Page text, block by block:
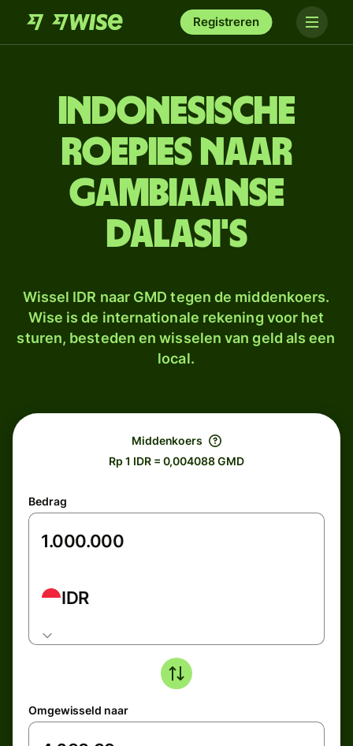
Registreren
Indonesische
roepies naar
Gambiaanse
dalasi's
Wissel IDR naar GMD tegen de middenkoers.
Wise is de internationale rekening voor het
sturen, besteden en wisselen van geld als een
local.
Middenkoers
Rp 1 IDR = 0,004088 GMD
Bedrag
IDR
Omgewisseld naar